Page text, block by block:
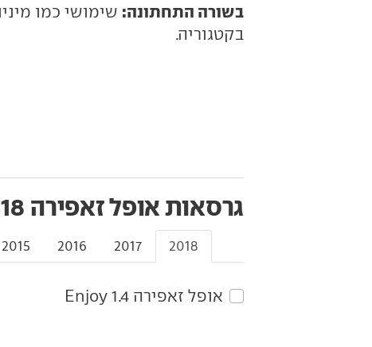
בשורה התחתונה: שימושי כמו
בקטגוריה.
גרסאות אופל זאפירה
2018
2017
2016
2015
אופל‏ זאפירה‏ 1.4 Enjoy